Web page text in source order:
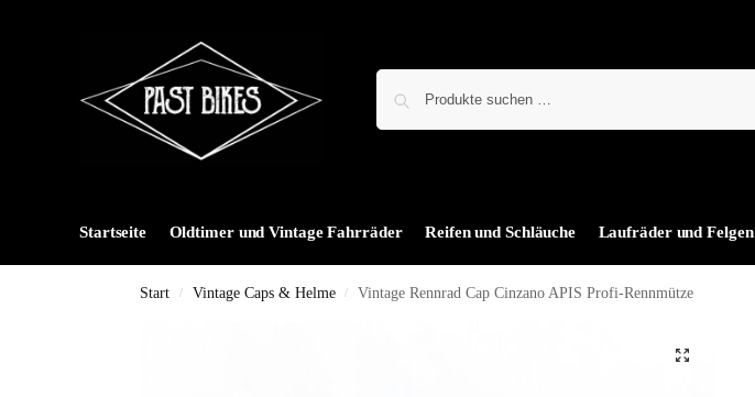
Startseite Oldtimer und Vintage Fahrräder Reifen und Schläuche Laufräder und Felgen
Start / Vintage Caps & Helme / Vintage Rennrad Cap Cinzano APIS Profi-Rennmütze